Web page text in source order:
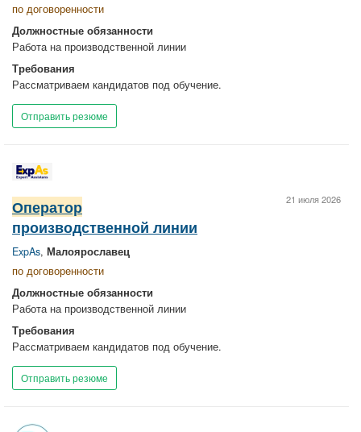
по договоренности
Должностные обязанности
Работа на производственной линии
Требования
Рассматриваем кандидатов под обучение.
Отправить резюме
21 июля 2026
Оператор
производственной линии
ExpAs, Малоярославец
по договоренности
Должностные обязанности
Работа на производственной линии
Требования
Рассматриваем кандидатов под обучение.
Отправить резюме